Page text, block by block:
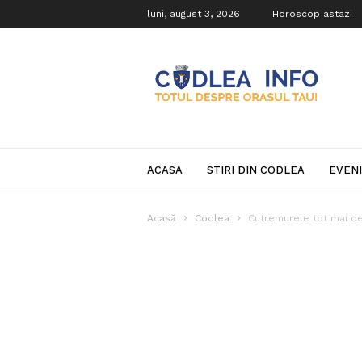
luni, august 3, 2026 Horoscop astazi
Info
ACASA STIRI DIN CODLEA
Acasă Codlea Cutremurele tot mai